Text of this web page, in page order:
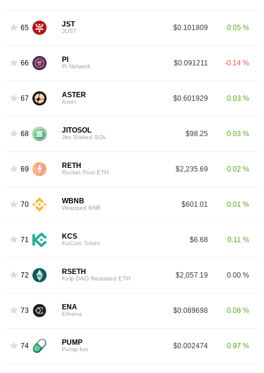
65 JST
JUST $0.101809 0.05 %
66 PI
Pi Network $0.091211 -0.14 %
67 ASTER
Aster $0.601929 0.03 %
68 JITOSOL
Jito Staked SOL $98.25 0.03 %
69 RETH
Rocket Pool ETH $2,235.69 0.02 %
70 WBNB
Wrapped BNB $601.01 0.01 %
71 KCS
KuCoin Token $6.68 0.11 %
72 RSETH
Kelp DAO Restaked ETH $2,057.19 0.00 %
73 ENA
Ethena $0.089698 0.08 %
74 PUMP
Pump.fun $0.002474 0.97 %